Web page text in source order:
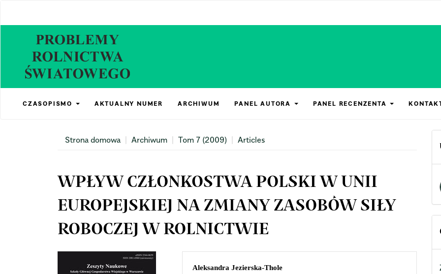
Content
Sidebar
CZASOPISMO AKTUALNY NUMER ARCHIWUM PANEL AUTORA PANEL RECENZENTA
Strona domowa Archiwum Tom 7 (2009) Articles
WPŁYW CZŁONKOSTWA POLSKI W UNII
EUROPEJSKIEJ NA ZMIANY ZASOBÓW SIŁY
ROBOCZEJ W ROLNICTWIE
Article
Main
Aleksandra Jezierska-Thole